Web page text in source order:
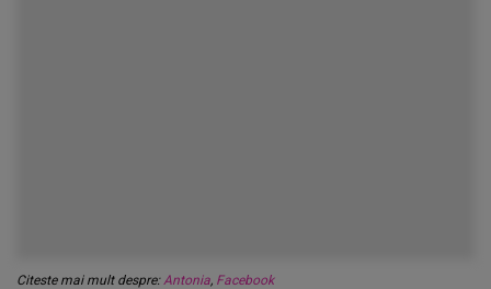
Citeste mai mult despre:Antonia, Facebook